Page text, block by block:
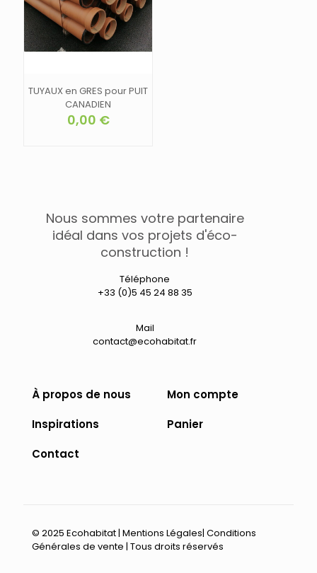
TUYAUX en GRES pour PUIT
CANADIEN
0,00 €
Nous sommes votre partenaire
idéal dans vos projets d'éco-
construction !
Téléphone
+33 (0)5 45 24 88 35
Mail
contact@ecohabitat.fr
À propos de nous
Inspirations
Contact
Mon compte
Panier
© 2025 Ecohabitat | Mentions Légales| Conditions
Générales de vente | Tous droits réservés